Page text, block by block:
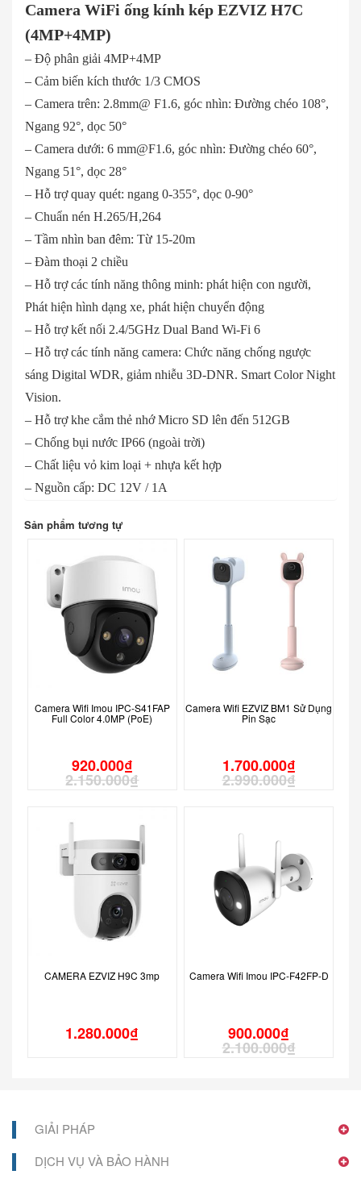
Camera WiFi ống kính kép EZVIZ H7C
(4MP+4MP)
– Độ phân giải 4MP+4MP
– Cảm biến kích thước 1/3 CMOS
– Camera trên: 2.8mm@ F1.6, góc nhìn: Đường chéo 108°,
Ngang 92°, dọc 50°
– Camera dưới: 6 mm@F1.6, góc nhìn: Đường chéo 60°,
Ngang 51°, dọc 28°
– Hỗ trợ quay quét: ngang 0-355°, dọc 0-90°
– Chuẩn nén H.265/H,264
– Tầm nhìn ban đêm: Từ 15-20m
– Đàm thoại 2 chiều
– Hỗ trợ các tính năng thông minh: phát hiện con người,
Phát hiện hình dạng xe, phát hiện chuyển động
– Hỗ trợ kết nối 2.4/5GHz Dual Band Wi-Fi 6
– Hỗ trợ các tính năng camera: Chức năng chống ngược
sáng Digital WDR, giảm nhiễu 3D-DNR. Smart Color Night
Vision.
– Hỗ trợ khe cắm thẻ nhớ Micro SD lên đến 512GB
– Chống bụi nước IP66 (ngoài trời)
– Chất liệu vỏ kim loại + nhựa kết hợp
– Nguồn cấp: DC 12V / 1A
Sản phẩm tương tự
Camera Wifi Imou IPC-S41FAP
Full Color 4.0MP (PoE)
920.000₫
2.150.000₫
Camera Wifi EZVIZ BM1 Sử Dụng
Pin Sạc
1.700.000₫
2.990.000₫
CAMERA EZVIZ H9C 3mp
1.280.000₫
Camera Wifi Imou IPC-F42FP-D
900.000₫
2.100.000₫
GIẢI PHÁP
DỊCH VỤ VÀ BẢO HÀNH